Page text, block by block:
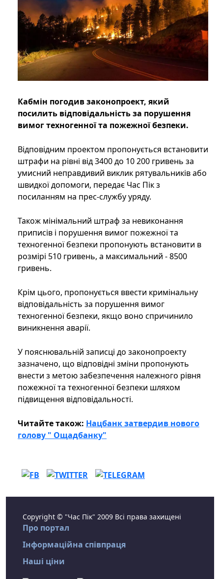
Кабмін погодив законопроект, який
посилить відповідальність за порушення
вимог техногенної та пожежної безпеки.
Відповідним проектом пропонується встановити
штрафи на рівні від 3400 до 10 200 гривень за
умисний неправдивий виклик рятувальників або
швидкої допомоги, передає Час Пік з
посиланням на прес-службу уряду.
Також мінімальний штраф за невиконання
приписів і порушення вимог пожежної та
техногенної безпеки пропонують встановити в
розмірі 510 гривень, а максимальний - 8500
гривень.
Крім цього, пропонується ввести кримінальну
відповідальність за порушення вимог
техногенної безпеки, якщо воно спричинило
виникнення аварії.
У пояснювальній записці до законопроекту
зазначено, що відповідні зміни пропонують
внести з метою забезпечення належного рівня
пожежної та техногенної безпеки шляхом
підвищення відповідальності.
Читайте також: Нацбанк затвердив нового
голову " Ощадбанку"
Copyright © "Час Пік" 2009 Всі права захищені
Про портал
Інформаційна співпраця
Наші ціни